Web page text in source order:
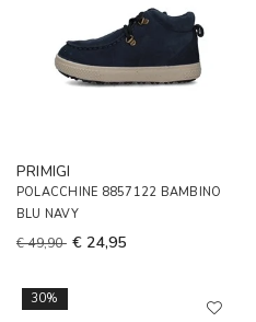
PRIMIGI
POLACCHINE 8857122 BAMBINO
BLU NAVY
€ 49,90 € 24,95
30%